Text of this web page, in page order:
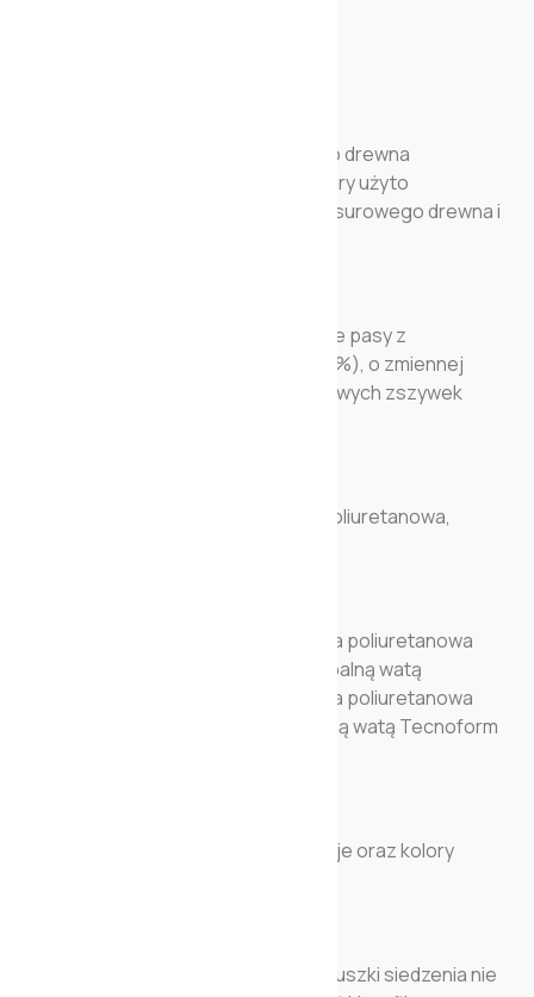
STRUKTURA: Wykonana z solidnego drewna
jodłowego. Do wzmocnienia struktury użyto
biodegradowalnej płyty wiórowej z surowego drewna i
SIEDZENIE SPRĘŻYNOWE: Elastyczne pasy z
polipropylenu (65%) oraz gumy (35%), o zmiennej
wysokości zamontowane do metalowych zszywek
WYPEŁNIENIE STRUKTURY: Pianka poliuretanowa,
WYPEŁNIENIE PODUSZEK: Tył: pianka poliuretanowa
(gęstość ECO 25S) pokryta trudnopalną watą
Tecnoform 450 gr. Siedzenie: pianka poliuretanowa
(gęstość 35H+), pokryta trudnopalną watą Tecnoform
TAPICERKA: Skóra. Dostępne rodzaje oraz kolory
CECHY CHARAKTERYSTYCZNE: Poduszki siedzenia nie